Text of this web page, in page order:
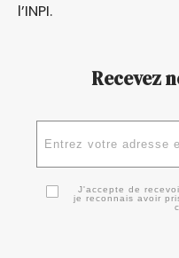
l’INPI.
Recevez
J'accepte de
je reconnais avoir